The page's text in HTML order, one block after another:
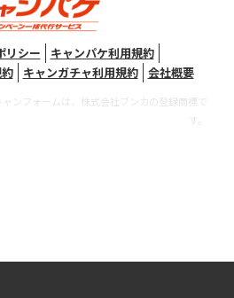
リシー
キャンパケ利用規約
キャンガチャ利用規約 会社概要
ンフォームは、株式会社ブンカの登録商標で
す。